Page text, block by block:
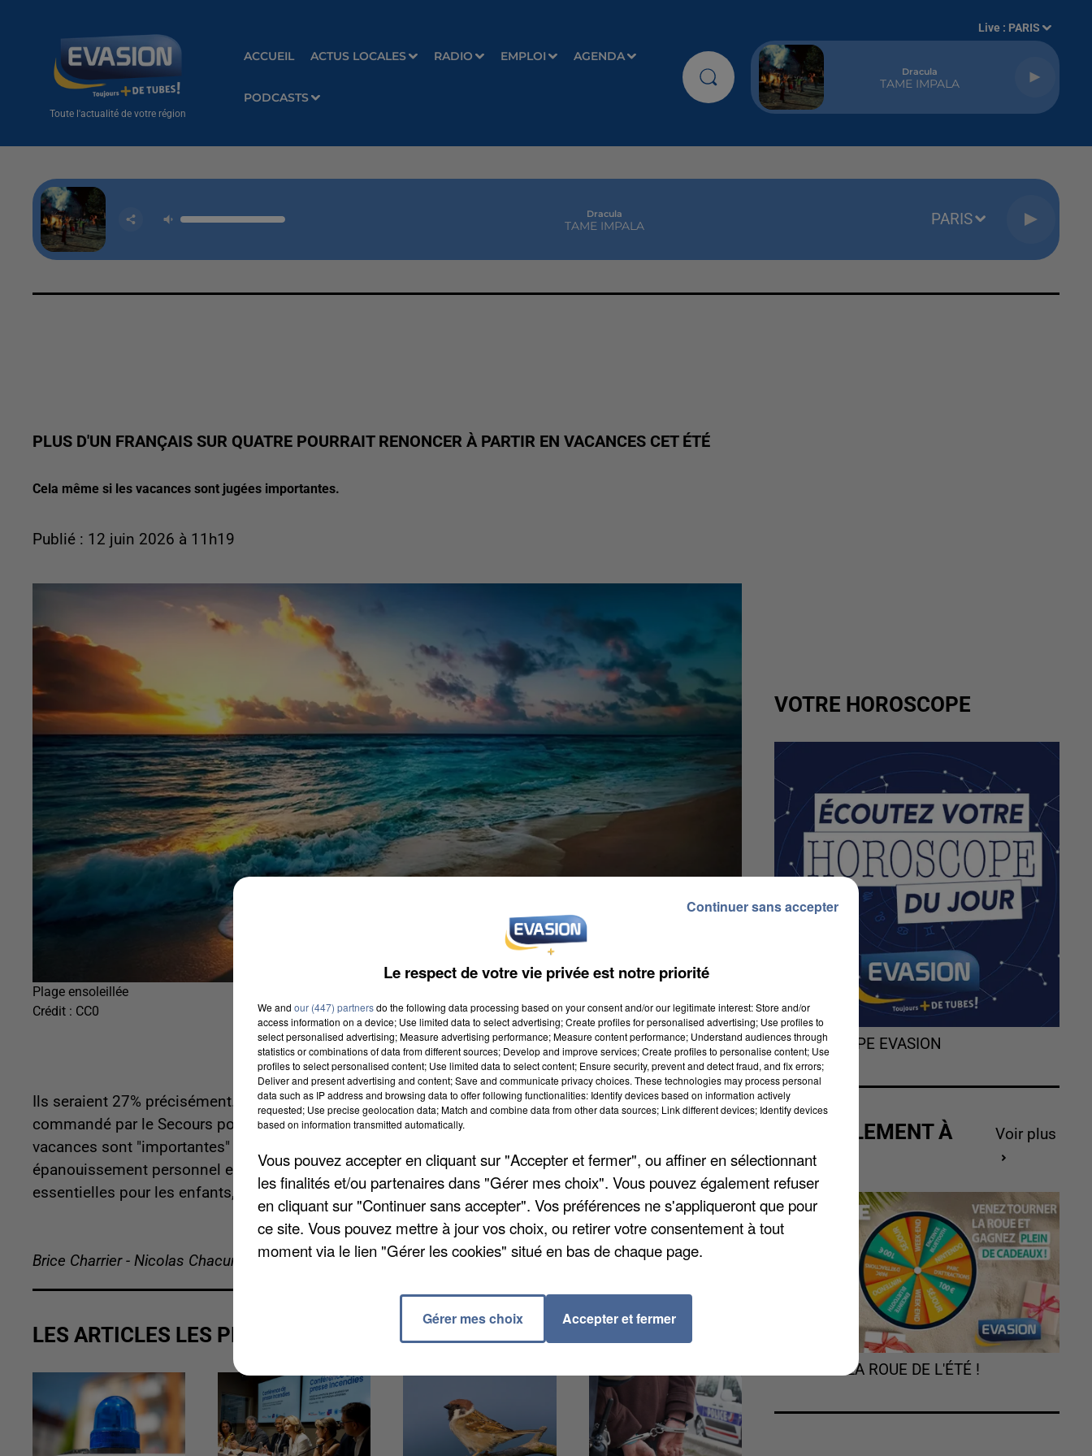
Toute l'actualité de votre région
ACCUEIL ACTUS LOCALES RADIO EMPLOI AGENDA
PODCASTS
Live : PARIS
Dracula
TAME IMPALA
Dracula
TAME IMPALA PARIS
PLUS D'UN FRANÇAIS SUR QUATRE POURRAIT RENONCER À PARTIR EN VACANCES CET ÉTÉ
Cela même si les vacances sont jugées importantes.
Publié : 12 juin 2026 à 11h19
Plage ensoleillée
Crédit : CC0
Ils seraient 27% précisément. Alors que 12% ne savent pas encore. C’est le résultat d’un sondage
commandé par le Secours populaire. Pourtant pour plus de huit personnes interrogées sur dix, les
vacances sont "importantes" ou même "indispensables" à leur santé mentale et physique, à leur
épanouissement personnel et à la cohésion au sein de leur couple. Elles sont également jugées
essentielles pour les enfants, par une majorité de sondés.
Brice Charrier - Nicolas Chacun
LES ARTICLES LES PLUS VUS
VOTRE HOROSCOPE
L'HOROSCOPE EVASION
ACTUELLEMENT À
GAGNER
Voir plus
TOURNEZ LA ROUE DE L'ÉTÉ !
Le respect de votre vie privée est notre priorité
We and our (447) partnersdo the following data processing based on your consent and/or our legitimate interest: Store and/or
access information on a device; Use limited data to select advertising; Create profiles for personalised advertising; Use profiles to
select personalised advertising; Measure advertising performance; Measure content performance; Understand audiences through
statistics or combinations of data from different sources; Develop and improve services; Create profiles to personalise content; Use
profiles to select personalised content; Use limited data to select content; Ensure security, prevent and detect fraud, and fix errors;
Deliver and present advertising and content; Save and communicate privacy choices. These technologies may process personal
data such as IP address and browsing data to offer following functionalities: Identify devices based on information actively
requested; Use precise geolocation data; Match and combine data from other data sources; Link different devices; Identify devices
based on information transmitted automatically.
Vous pouvez accepter en cliquant sur "Accepter et fermer", ou affiner en sélectionnant
les finalités et/ou partenaires dans "Gérer mes choix". Vous pouvez également refuser
en cliquant sur "Continuer sans accepter". Vos préférences ne s'appliqueront que pour
ce site. Vous pouvez mettre à jour vos choix, ou retirer votre consentement à tout
moment via le lien "Gérer les cookies" situé en bas de chaque page.
Gérer mes choix Accepter et fermer
Continuer sans accepter